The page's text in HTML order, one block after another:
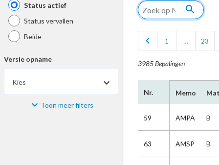
Status actief
Status vervallen
Beide
Versie opname
Kies
Materiaal Toon meer filters
search
chevron_left 1 … 23
3985 Bepalingen
Nr. Memo
59 AMPA B
63 AMSP B